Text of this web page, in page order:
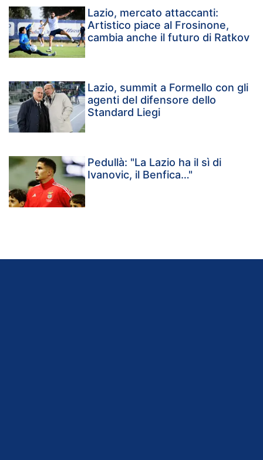
Lazio, mercato attaccanti:
Artistico piace al Frosinone,
cambia anche il futuro di Ratkov
Lazio, summit a Formello con gli
agenti del difensore dello
Standard Liegi
Pedullà: "La Lazio ha il sì di
Ivanovic, il Benfica…"